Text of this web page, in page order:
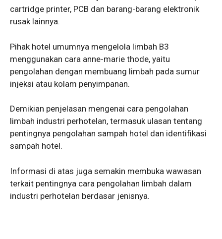
cartridge printer, PCB dan barang-barang elektronik
rusak lainnya.
Pihak hotel umumnya mengelola limbah B3
menggunakan cara anne-marie thode, yaitu
pengolahan dengan membuang limbah pada sumur
injeksi atau kolam penyimpanan.
Demikian penjelasan mengenai cara pengolahan
limbah industri perhotelan, termasuk ulasan tentang
pentingnya pengolahan sampah hotel dan identifikasi
sampah hotel.
Informasi di atas juga semakin membuka wawasan
terkait pentingnya cara pengolahan limbah dalam
industri perhotelan berdasar jenisnya.